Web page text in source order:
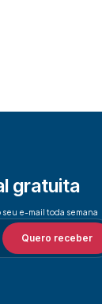
gratuita
e-mail toda semana
Quero receber